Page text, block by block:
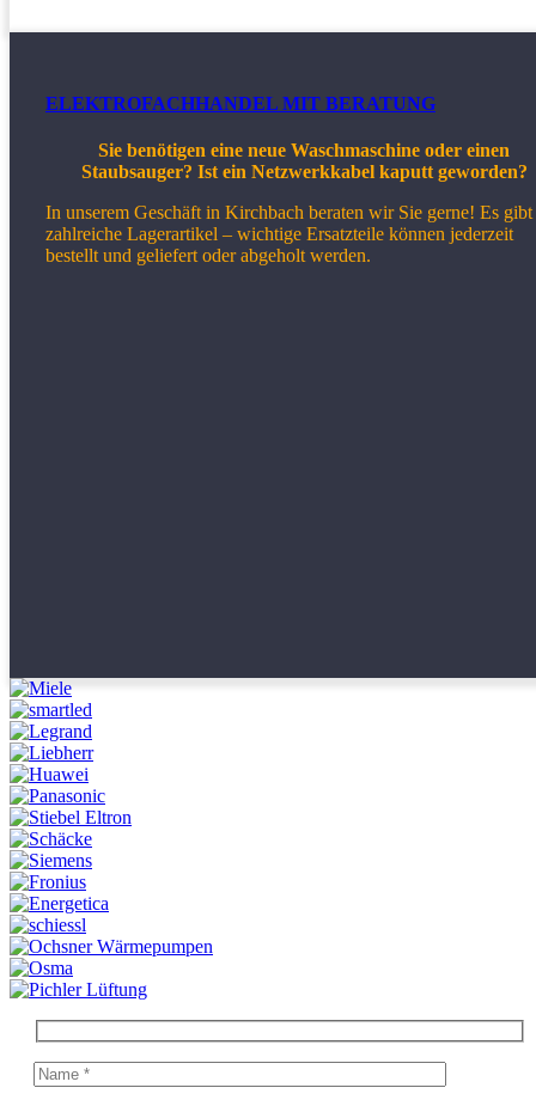
ELEKTROFACHHANDEL MIT BERATUNG
Sie benötigen eine neue Waschmaschine oder einen
Staubsauger? Ist ein Netzwerkkabel kaputt geworden?
In unserem Geschäft in Kirchbach beraten wir Sie gerne! Es gibt
zahlreiche Lagerartikel – wichtige Ersatzteile können jederzeit
bestellt und geliefert oder abgeholt werden.